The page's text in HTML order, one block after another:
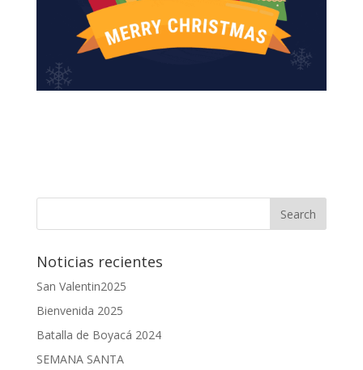
Noticias recientes
San Valentin2025
Bienvenida 2025
Batalla de Boyacá 2024
SEMANA SANTA